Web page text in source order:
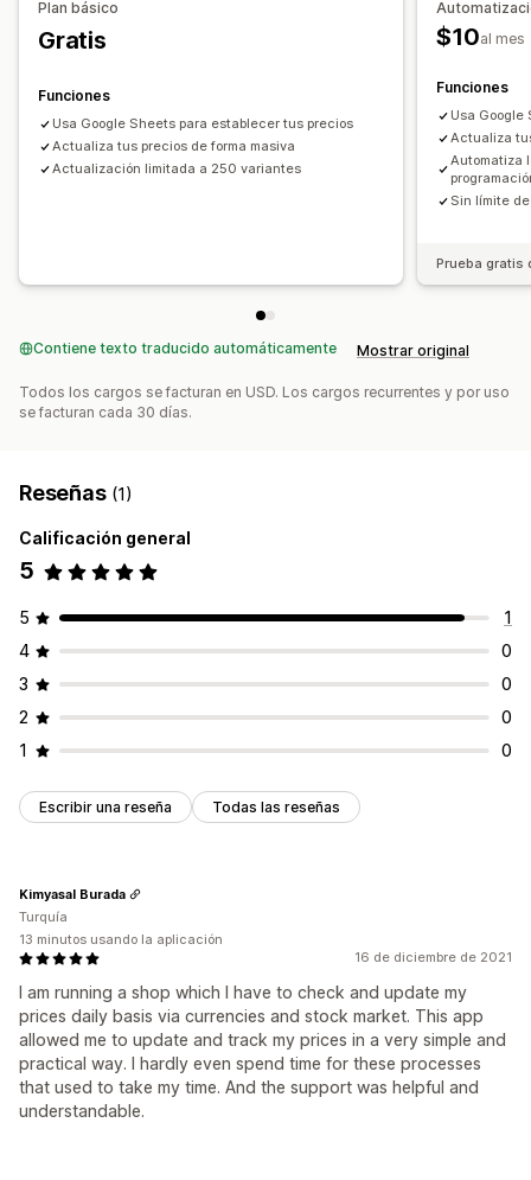
Plan básico
Gratis
Funciones
Usa Google Sheets para establecer tus precios
Actualiza tus precios de forma masiva
Actualización limitada a 250 variantes
$10al mes
Funciones
Usa
Actualiza
Automatiza
Sin límite
Prueba gratis
Contiene texto traducido automáticamente Mostrar original
Todos los cargos se facturan en USD. Los cargos recurrentes y por uso
se facturan cada 30 días.
Reseñas (1)
Calificación general
5
5
1
4
0
3
0
2
0
1
0
Escribir una reseña Todas las reseñas
16 de diciembre de 2021
I am running a shop which I have to check and update my
prices daily basis via currencies and stock market. This app
allowed me to update and track my prices in a very simple and
practical way. I hardly even spend time for these processes
that used to take my time. And the support was helpful and
understandable.
Kimyasal Burada
Turquía
13 minutos usando la aplicación